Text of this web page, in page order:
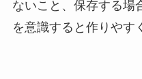
ないこと、保存する場
を意識すると作りやす